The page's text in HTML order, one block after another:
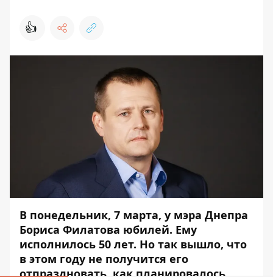
👍
В понедельник, 7 марта, у мэра Днепра
Бориса Филатова юбилей. Ему
исполнилось 50 лет. Но так вышло, что
в этом году не получится его
отпраздновать, как планировалось.